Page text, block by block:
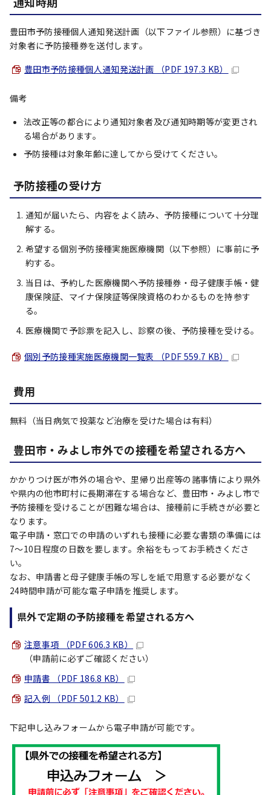
豊田市予防接種個人通知発送計画（以下ファイル参照）に基づき
対象者に予防接種券を送付します。
豊田市予防接種個人通知発送計画 （PDF 197.3 KB）
備考
法改正等の都合により通知対象者及び通知時期等が変更され
る場合があります。
予防接種は対象年齢に達してから受けてください。
予防接種の受け方
通知が届いたら、内容をよく読み、予防接種について十分理
解する。
希望する個別予防接種実施医療機関（以下参照）に事前に予
約する。
当日は、予約した医療機関へ予防接種券・母子健康手帳・健
康保険証、マイナ保険証等保険資格のわかるものを持参す
る。
医療機関で予診票を記入し、診察の後、予防接種を受ける。
個別予防接種実施医療機関一覧表 （PDF 559.7 KB）
費用
無料（当日病気で投薬など治療を受けた場合は有料）
豊田市・みよし市外での接種を希望される方へ
かかりつけ医が市外の場合や、里帰り出産等の諸事情により県外
や県内の他市町村に長期滞在する場合など、豊田市・みよし市で
予防接種を受けることが困難な場合は、接種前に手続きが必要と
なります。
電子申請・窓口での申請のいずれも接種に必要な書類の準備には
7～10日程度の日数を要します。余裕をもってお手続きくださ
い。
なお、申請書と母子健康手帳の写しを紙で用意する必要がなく
24時間申請が可能な電子申請を推奨します。
県外で定期の予防接種を希望される方へ
注意事項 （PDF 606.3 KB）
（申請前に必ずご確認ください）
申請書 （PDF 186.8 KB）
記入例 （PDF 501.2 KB）
下記申し込みフォームから電子申請が可能です。